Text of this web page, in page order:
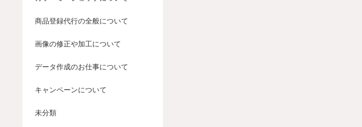
商品登録代行の全般について
画像の修正や加工について
データ作成のお仕事について
キャンペーンについて
未分類